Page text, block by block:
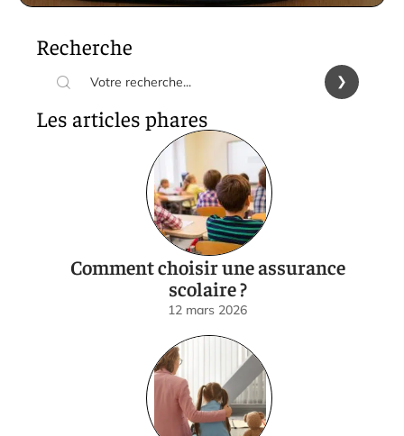
Recherche
Les articles phares
Comment choisir une assurance
scolaire ?
12 mars 2026